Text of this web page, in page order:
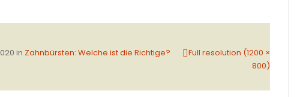
in Zahnbürsten: Welche ist die Richtige?
Full resolution (1200 ×
800)